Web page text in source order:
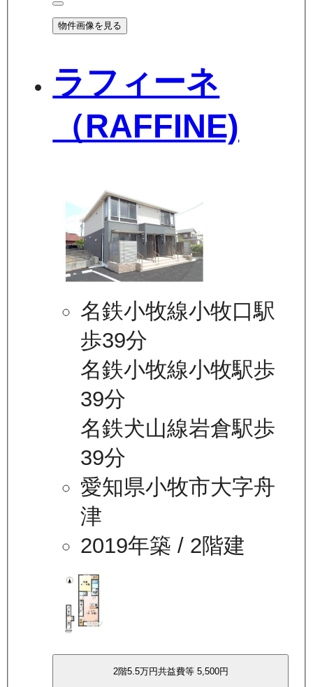
物件画像を見る
ラフィーネ
（RAFFINE)
名鉄小牧線小牧口駅
歩39分
名鉄小牧線小牧駅歩
39分
名鉄犬山線岩倉駅歩
39分
愛知県小牧市大字舟
津
2019年築 / 2階建
2階5.5万円共益費等 5,500円